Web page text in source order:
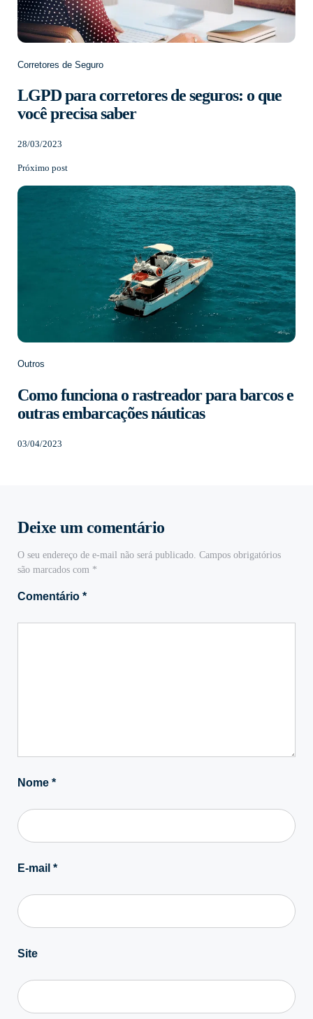
Corretores de Seguro
LGPD para corretores de seguros: o que
você precisa saber
28/03/2023
Próximo post
Outros
Como funciona o rastreador para barcos e
outras embarcações náuticas
03/04/2023
Deixe um comentário
O seu endereço de e-mail não será publicado. Campos obrigatórios
são marcados com *
Comentário *
Nome *
E-mail *
Site